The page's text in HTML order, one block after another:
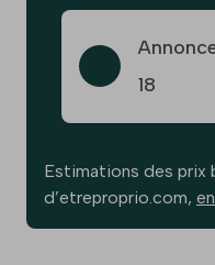
18
Estimations des prix
d’etreproprio.com,